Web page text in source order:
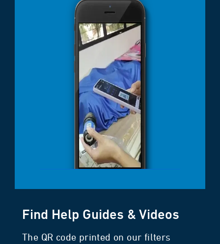
Find Help Guides & Videos
The QR code printed on our filters